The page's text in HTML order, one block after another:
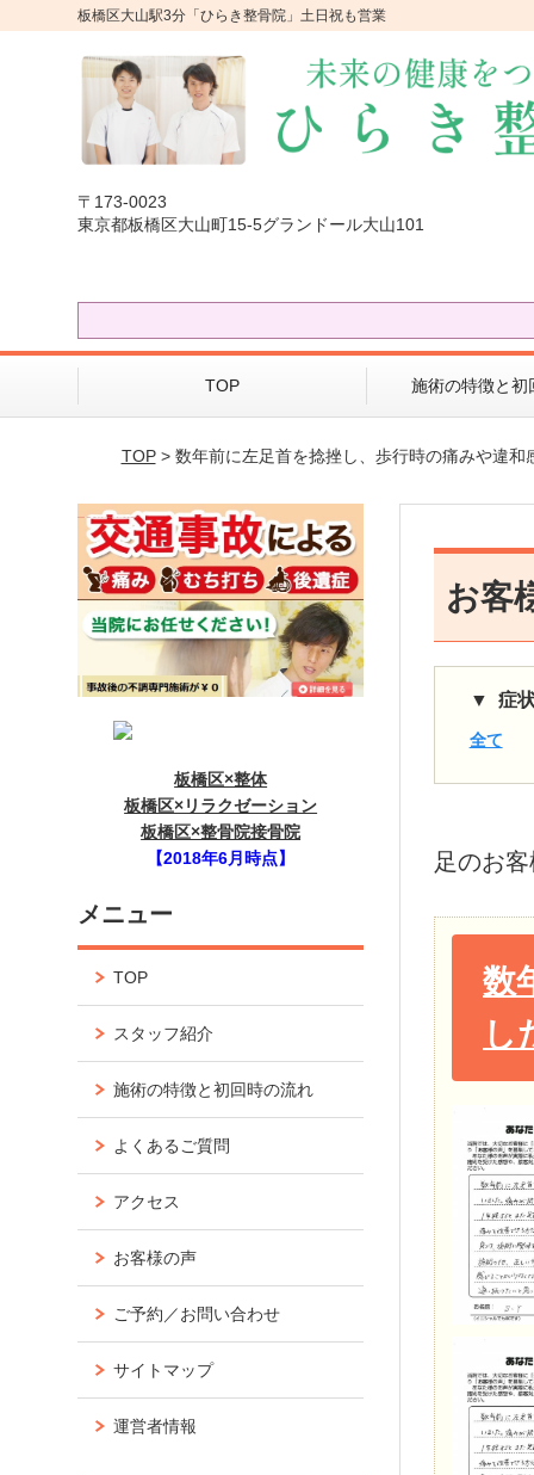
板橋区大山駅3分「ひらき整骨院」土日祝も営業
〒173-0023
東京都板橋区大山町15-5グランドール大山101
TOP 施術の特徴と初
TOP> 数年前に左足首を捻挫し、歩行時の痛みや違和
お客
症
全て
足のお
数
し
板橋区×整体
板橋区×リラクゼーション
板橋区×整骨院接骨院
【2018年6月時点】
メニュー
TOP
スタッフ紹介
施術の特徴と初回時の流れ
よくあるご質問
アクセス
お客様の声
ご予約／お問い合わせ
サイトマップ
運営者情報